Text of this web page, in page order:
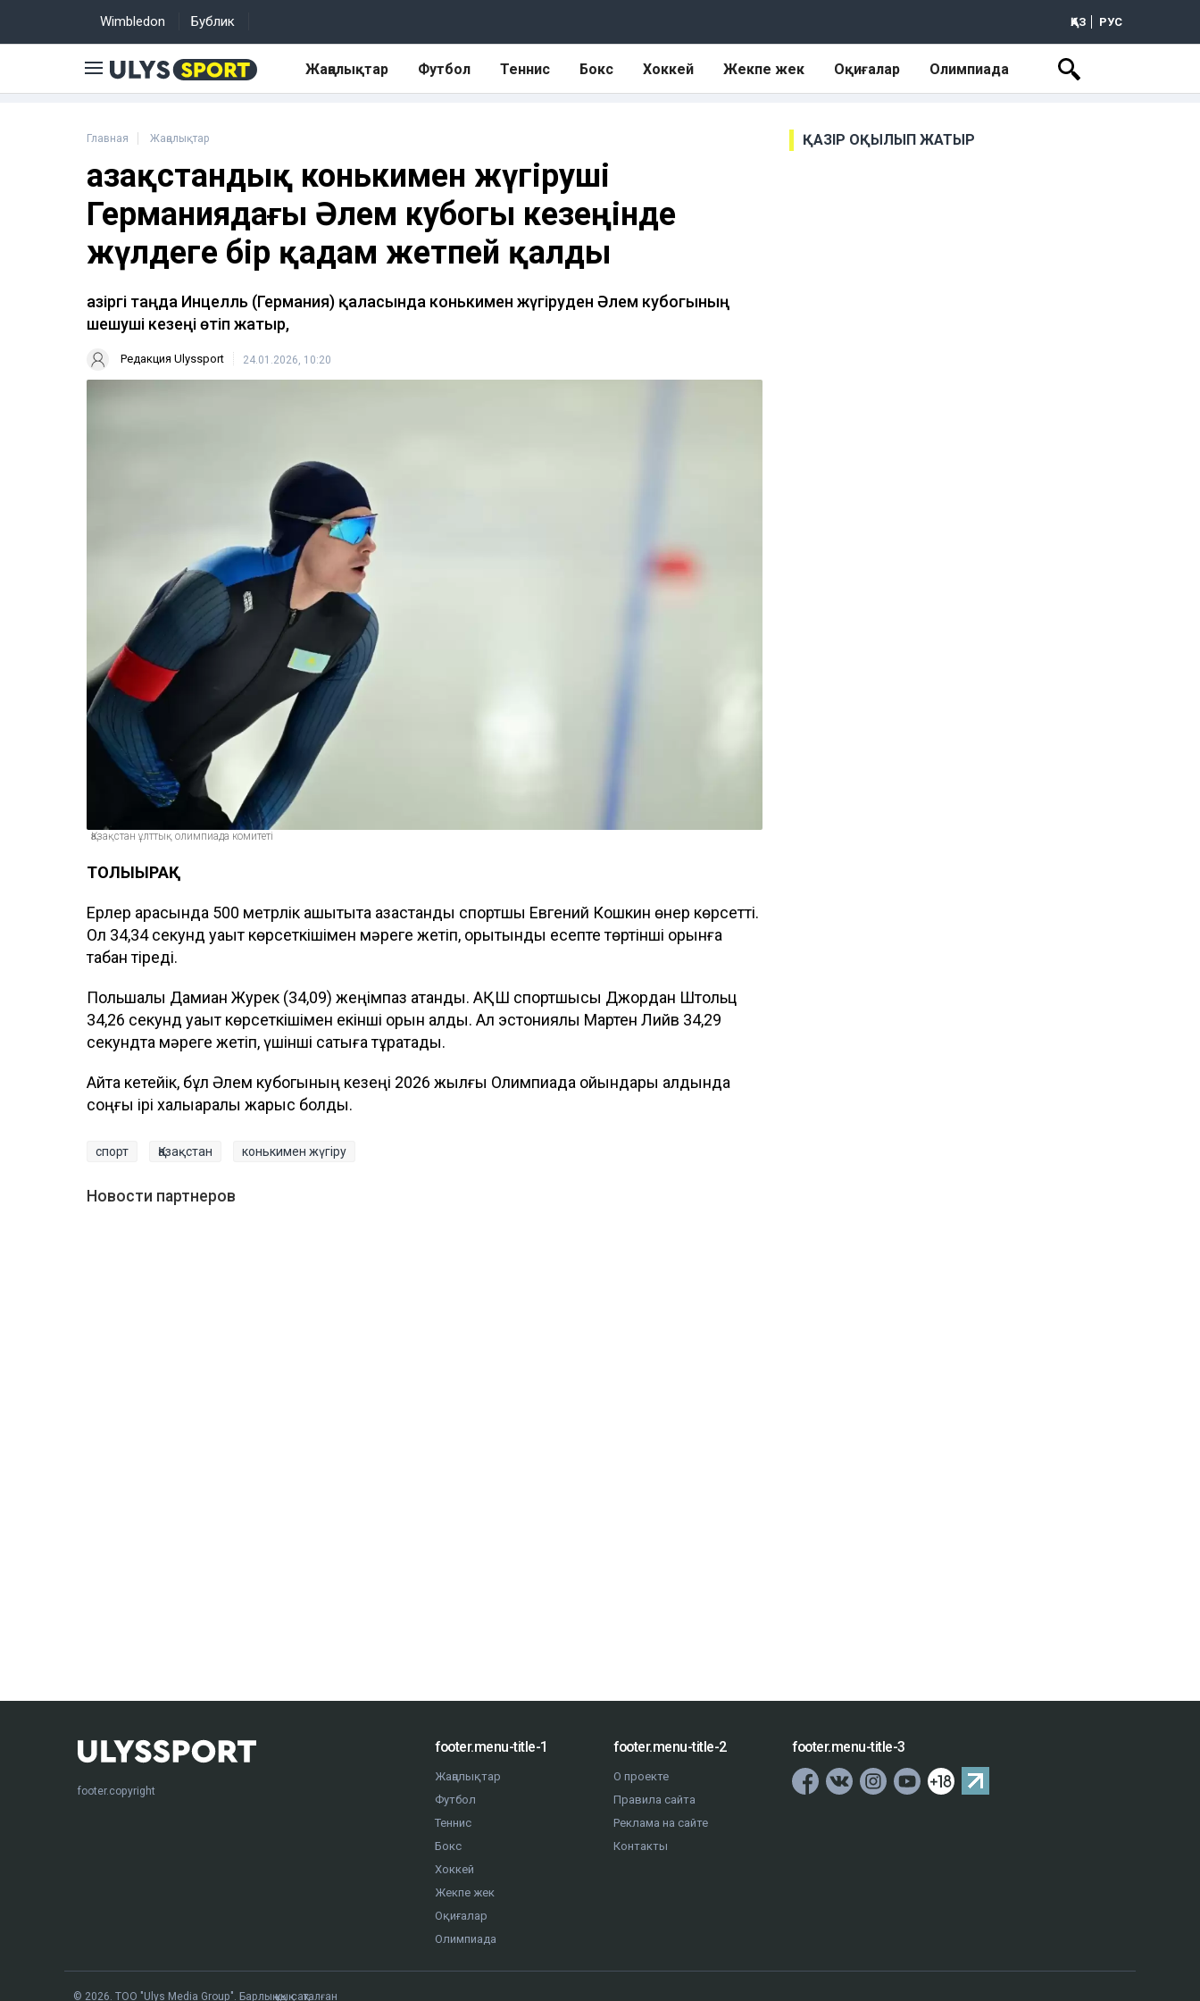
Wimbledon Бублик ҚАЗ РУС
Жаңалықтар Футбол Теннис Бокс Хоккей Жекпе жек Оқиғалар Олимпиада
Главная Жаңалықтар
Қазақстандық конькимен жүгіруші
Германиядағы Әлем кубогы кезеңінде
жүлдеге бір қадам жетпей қалды
Қазіргі таңда Инцелль (Германия) қаласында конькимен жүгіруден Әлем кубогының
шешуші кезеңі өтіп жатыр,
Редакция Ulyssport 24.01.2026, 10:20
Қазақстан ұлттық олимпиада комитеті
ТОЛЫҒЫРАҚ
Ерлер арасында 500 метрлік қашықтықта қазақстандық спортшы Евгений Кошкин өнер көрсетті.
Ол 34,34 секунд уақыт көрсеткішімен мәреге жетіп, қорытынды есепте төртінші орынға
табан тіреді.
Польшалық Дамиан Журек (34,09) жеңімпаз атанды. АҚШ спортшысы Джордан Штольц
34,26 секунд уақыт көрсеткішімен екінші орын алды. Ал эстониялық Мартен Лийв 34,29
секундта мәреге жетіп, үшінші сатыға тұрақтады.
Айта кетейік, бұл Әлем кубогының кезеңі 2026 жылғы Олимпиада ойындары алдында
соңғы ірі халықаралық жарыс болды.
спорт Қазақстан конькимен жүгіру
Новости партнеров
ҚАЗІР ОҚЫЛЫП ЖАТЫР
footer.copyright
footer.menu-title-1
Жаңалықтар
Футбол
Теннис
Бокс
Хоккей
Жекпе жек
Оқиғалар
Олимпиада
footer.menu-title-2
О проекте
Правила сайта
Реклама на сайте
Контакты
footer.menu-title-3
© 2026. ТОО "Ulys Media Group". Барлық құқық сақталған